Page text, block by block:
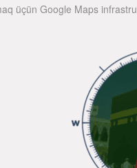
üçün Google Maps